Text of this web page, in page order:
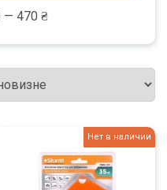
— 470 ₴
Нет в наличии